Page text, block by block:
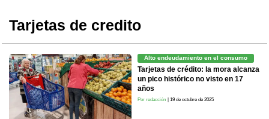
Tarjetas de credito
Alto endeudamiento en el consumo
Tarjetas de crédito: la mora alcanza
un pico histórico no visto en 17
años
Por redacción | 19 de octubre de 2025